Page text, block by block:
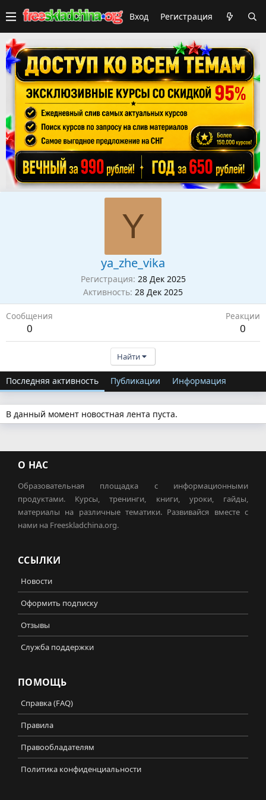
Вход Регистрация
Y
ya_zhe_vika
Регистрация 28 Дек 2025
Активность 28 Дек 2025
Сообщения
0
Реакции
0
Найти
Последняя активность Публикации Информация
В данный момент новостная лента пуста.
О НАС
Образовательная площадка с информационными
продуктами. Курсы, тренинги, книги, уроки, гайды,
материалы на различные тематики. Развивайся вместе с
нами на Freeskladchina.org.
ССЫЛКИ
Новости
Оформить подписку
Отзывы
Служба поддержки
ПОМОЩЬ
Справка (FAQ)
Правила
Правообладателям
Политика конфиденциальности